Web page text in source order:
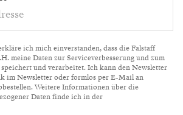
ich mich einverstanden, dass die Falstaff
meine Daten zur Serviceverbesserung und zum
speichert und verarbeitet. Ich kann den Newsletter
im Newsletter oder formlos per E-Mail an
Weitere Informationen über die
Daten finde ich in der